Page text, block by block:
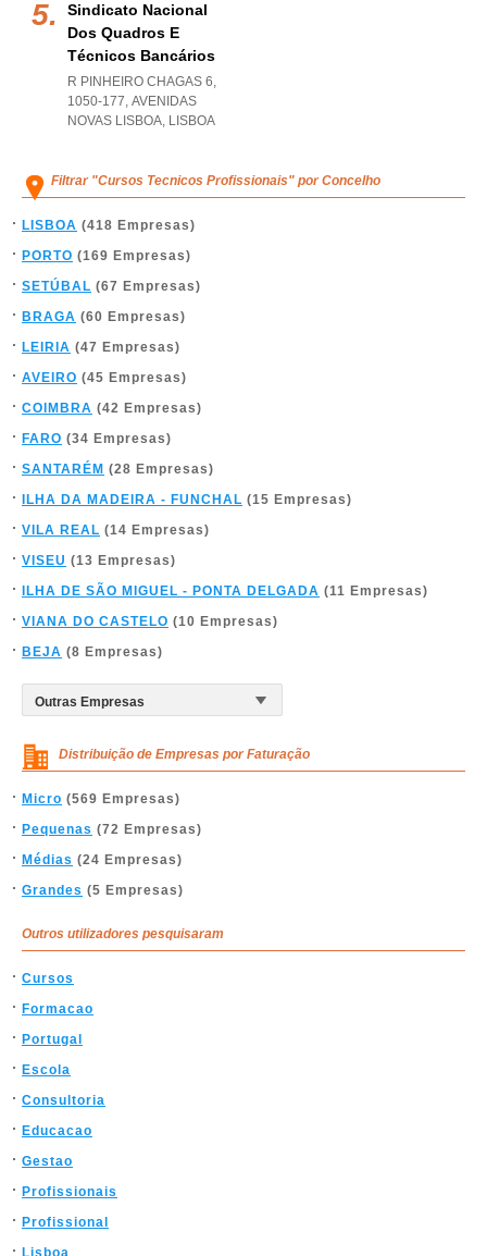
Sindicato Nacional
Dos Quadros E
Técnicos Bancários
R PINHEIRO CHAGAS 6,
1050-177, AVENIDAS
NOVAS LISBOA, LISBOA
Filtrar "Cursos Tecnicos Profissionais" por Concelho
LISBOA (418 Empresas)
PORTO (169 Empresas)
SETÚBAL (67 Empresas)
BRAGA (60 Empresas)
LEIRIA (47 Empresas)
AVEIRO (45 Empresas)
COIMBRA (42 Empresas)
FARO (34 Empresas)
SANTARÉM (28 Empresas)
ILHA DA MADEIRA - FUNCHAL (15 Empresas)
VILA REAL (14 Empresas)
VISEU (13 Empresas)
ILHA DE SÃO MIGUEL - PONTA DELGADA (11 Empresas)
VIANA DO CASTELO (10 Empresas)
BEJA (8 Empresas)
Distribuição de Empresas por Faturação
Micro (569 Empresas)
Pequenas (72 Empresas)
Médias (24 Empresas)
Grandes (5 Empresas)
Outros utilizadores pesquisaram
Cursos
Formacao
Portugal
Escola
Consultoria
Educacao
Gestao
Profissionais
Profissional
Lisboa